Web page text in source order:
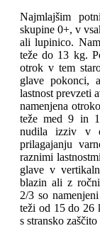
Najmlajšim
skupine 0+, v
ali lupinico.
teže do 13 kg.
otrok v tem
glave pokonci,
lastnost prevzeti
namenjena
teže med 9 in
nudila izziv v
prilagajanju
raznimi
glave v
blazin ali z
2/3 so
teži od 15 do 26
s stransko